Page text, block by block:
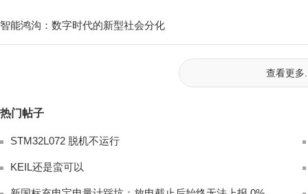
智能鸿沟：数字时代的新型社会分化
查看更多
热门帖子
STM32L072 脱机不运行
KEIL还是蛮可以